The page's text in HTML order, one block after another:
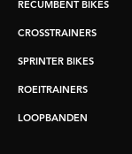
RECUMBENT BIKES
CROSSTRAINERS
SPRINTER BIKES
ROEITRAINERS
LOOPBANDEN